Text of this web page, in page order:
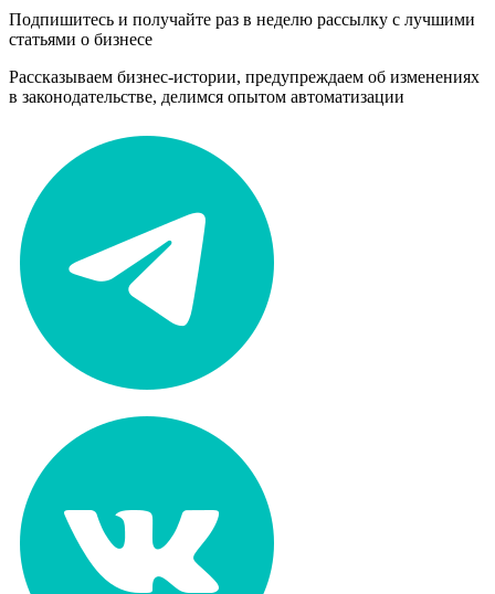
Подпишитесь и получайте раз в неделю рассылку с лучшими
статьями о бизнесе
Рассказываем бизнес-истории, предупреждаем об изменениях
в законодательстве, делимся опытом автоматизации